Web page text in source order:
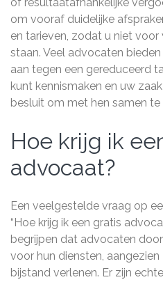
om vooraf duidelijke
en tarieven, zodat u niet
staan. Veel advocaten
aan tegen een gereduceerd
kunt kennismaken en uw
besluit om met hen samen te
Hoe krijg ik
advocaat?
Een veelgestelde vraag op
“Hoe krijg ik een gratis
begrijpen dat advocaten
voor hun diensten,
bijstand verlenen. Er zijn